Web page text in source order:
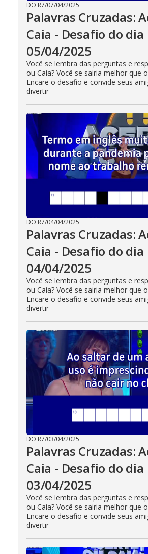
DO R7/07/04/2025
Palavras Cruzadas:
Caia - Desafio do dia
05/04/2025
Você se lembra das perguntas e
ou Caia? Você se sairia melhor que
Encare o desafio e convide seus
divertir
DO R7/04/04/2025
Palavras Cruzadas:
Caia - Desafio do dia
04/04/2025
Você se lembra das perguntas e
ou Caia? Você se sairia melhor que
Encare o desafio e convide seus
divertir
DO R7/03/04/2025
Palavras Cruzadas:
Caia - Desafio do dia
03/04/2025
Você se lembra das perguntas e
ou Caia? Você se sairia melhor que
Encare o desafio e convide seus
divertir